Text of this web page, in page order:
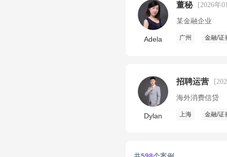
Adela
董秘 [2026年
某金融企业
广州 金融/证
Dylan
招聘运营
海外消费信贷
上海 金融/证